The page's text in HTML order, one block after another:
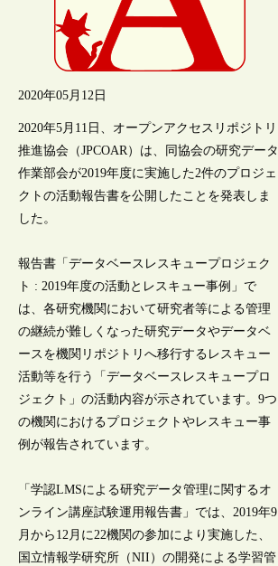
2020年05月12日
2020年5月11日、オープンアクセスリポジトリ
推進協会（JPCOAR）は、同協会の研究データ
作業部会が2019年度に実施した2件のプロジェ
クトの活動報告書を公開したことを発表しま
した。
報告書「データベースレスキュープロジェク
ト : 2019年度の活動とレスキュー事例」で
は、各研究機関において研究者等による管理
の継続が難しくなった研究データやデータベ
ースを機関リポジトリへ移行するレスキュー
活動等を行う「データベースレスキュープロ
ジェクト」の活動内容が示されています。9つ
の機関におけるプロジェクトやレスキュー事
例が報告されています。
「学認LMSによる研究データ管理に関するオ
ンライン講座試験運用報告書」では、2019年9
月から12月に22機関の参加により実施した、
国立情報学研究所（NII）の開発による学習管